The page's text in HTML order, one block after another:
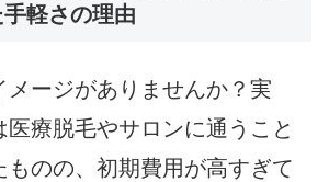
軽さの理由
メージがありませんか？実
医療脱毛やサロンに通うこと
ものの、初期費用が高すぎて